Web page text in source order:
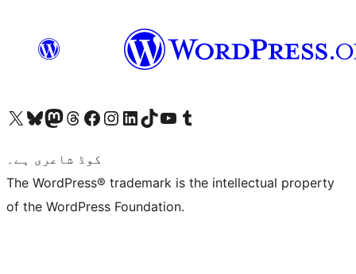
Visit our X (formerly Twitter) account
ہمارے بلیواسکائی اکاؤنٹ پر جائیں
Visit our Mastodon account
ہمارے ٹھریڈز اکاؤنٹ پر جائیں
Visit our Facebook page
Visit our Instagram account
Visit our LinkedIn account
ہمارے ٹک ٹاک اکاؤنٹ پر جائیں
Visit our YouTube channel
ہمارے ٹمبلر اکاؤنٹ پر جائیں
کوڈ شاعری ہے۔
The WordPress® trademark is the intellectual property
of the WordPress Foundation.